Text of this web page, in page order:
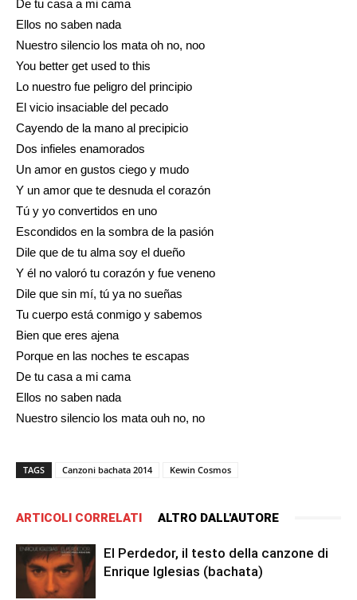
De tu casa a mi cama
Ellos no saben nada
Nuestro silencio los mata oh no, noo
You better get used to this
Lo nuestro fue peligro del principio
El vicio insaciable del pecado
Cayendo de la mano al precipicio
Dos infieles enamorados
Un amor en gustos ciego y mudo
Y un amor que te desnuda el corazón
Tú y yo convertidos en uno
Escondidos en la sombra de la pasión
Dile que de tu alma soy el dueño
Y él no valoró tu corazón y fue veneno
Dile que sin mí, tú ya no sueñas
Tu cuerpo está conmigo y sabemos
Bien que eres ajena
Porque en las noches te escapas
De tu casa a mi cama
Ellos no saben nada
Nuestro silencio los mata ouh no, no
TAGS Canzoni bachata 2014 Kewin Cosmos
ARTICOLI CORRELATI ALTRO DALL'AUTORE
El Perdedor, il testo della canzone di
Enrique Iglesias (bachata)